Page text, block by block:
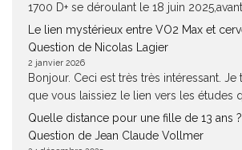
1700 D+ se déroulant le 18 juin 2025,avant
Le lien mystérieux entre VO2 Max et
Question de Nicolas Lagier
2 janvier 2026
Bonjour. Ceci est très très intéressant. Je
que vous laissiez le lien vers les études
Quelle distance pour une fille de 13 ans ?
Question de Jean Claude Vollmer